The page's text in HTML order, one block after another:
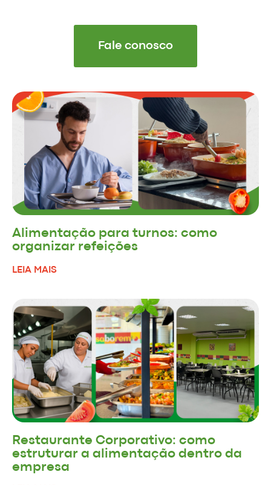
Fale conosco
Alimentação para turnos: como
organizar refeições
LEIA MAIS
Restaurante Corporativo: como
estruturar a alimentação dentro da
empresa